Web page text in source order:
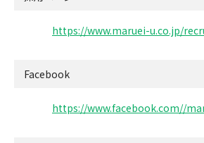
https://www.maruei-u.co.jp/
Facebook
https://www.facebook.com//